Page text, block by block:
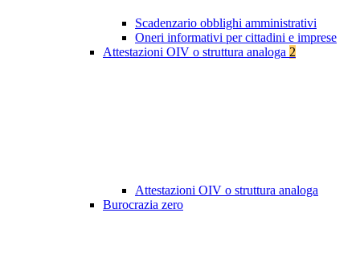
Scadenzario obblighi amministrativi
Oneri informativi per cittadini e imprese
Attestazioni OIV o struttura analoga 2
Attestazioni OIV o struttura analoga
Burocrazia zero